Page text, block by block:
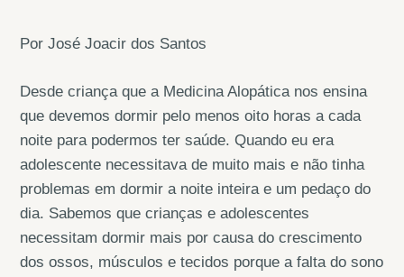
Por José Joacir dos Santos
Desde criança que a Medicina Alopática nos ensina
que devemos dormir pelo menos oito horas a cada
noite para podermos ter saúde. Quando eu era
adolescente necessitava de muito mais e não tinha
problemas em dormir a noite inteira e um pedaço do
dia. Sabemos que crianças e adolescentes
necessitam dormir mais por causa do crescimento
dos ossos, músculos e tecidos porque a falta do sono